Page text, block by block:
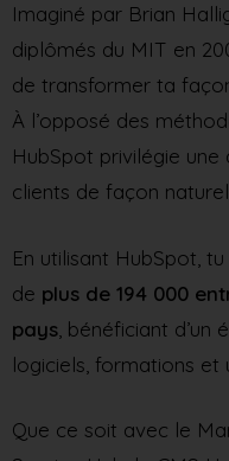
Imaginé par Brian
diplômés du MIT en
de transformer ta
À l’opposé des
HubSpot privilégie
clients de façon
En utilisant HubSpot,
de plus de 194 000
pays , bénéficiant
logiciels, formations et
Que ce soit avec le